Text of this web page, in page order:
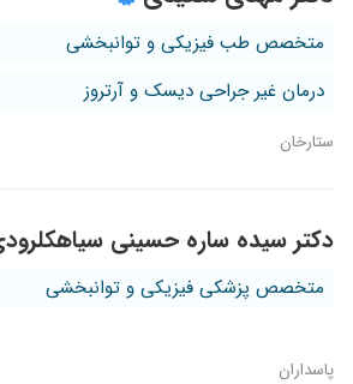
متخصص طب فیزیکی و توانبخشی
درمان غیر جراحی دیسک و آرتروز
ستارخان
دکتر سیده ساره حسینی
متخصص پزشکی فیزیکی و توانبخشی
پاسداران